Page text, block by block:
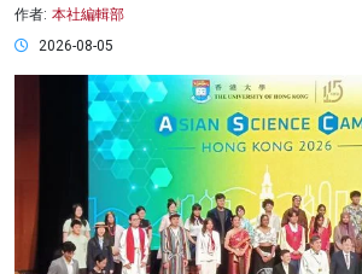
作者: 本社編輯部
2026-08-05